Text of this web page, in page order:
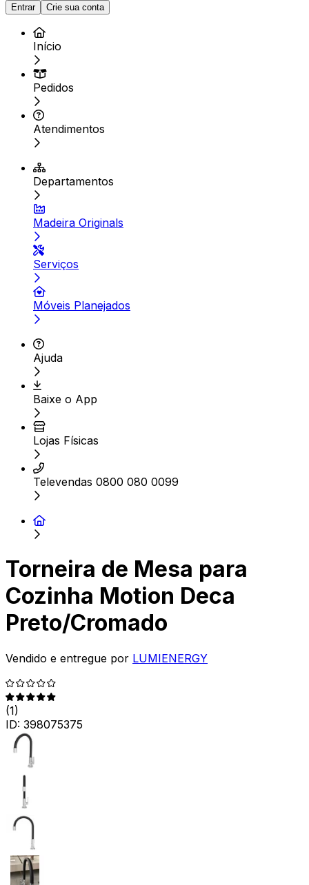
Entrar Crie sua conta
Início
Pedidos
Atendimentos
Departamentos
Madeira Originals
Serviços
Móveis Planejados
Ajuda
Baixe o App
Lojas Físicas
Televendas 0800 080 0099
Torneira de Mesa para
Cozinha Motion Deca
Preto/Cromado
Vendido e entregue por LUMIENERGY
(1)
ID: 398075375